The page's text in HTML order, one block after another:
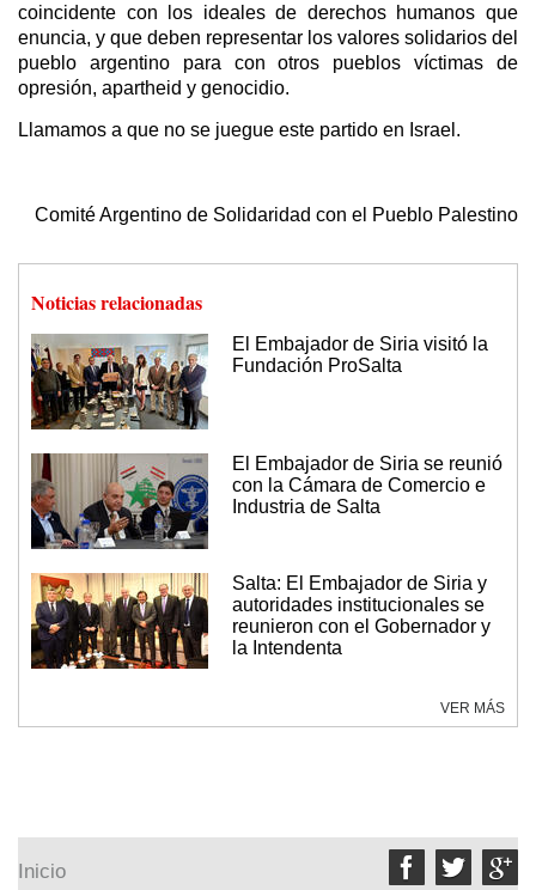
coincidente con los ideales de derechos humanos que
enuncia, y que deben representar los valores solidarios del
pueblo argentino para con otros pueblos víctimas de
opresión, apartheid y genocidio.
Llamamos a que no se juegue este partido en Israel.
Comité Argentino de Solidaridad con el Pueblo Palestino
Noticias relacionadas
El Embajador de Siria visitó la
Fundación ProSalta
El Embajador de Siria se reunió
con la Cámara de Comercio e
Industria de Salta
Salta: El Embajador de Siria y
autoridades institucionales se
reunieron con el Gobernador y
la Intendenta
VER MÁS
  
Inicio